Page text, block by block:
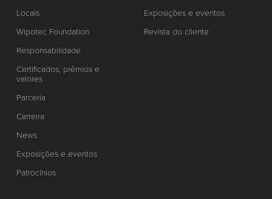
Locais
Wipotec Foundation
Responsabilidade
Certificados, prêmios e
valores
Parceria
Carreira
News
Exposições e eventos
Patrocínios
Exposições e eventos
Revista do cliente